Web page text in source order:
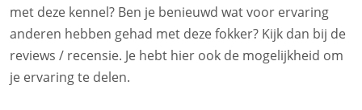
met deze kennel? Ben je benieuwd wat voor ervaring
anderen hebben gehad met deze fokker? Kijk dan bij de
reviews / recensie. Je hebt hier ook de mogelijkheid om
je ervaring te delen.